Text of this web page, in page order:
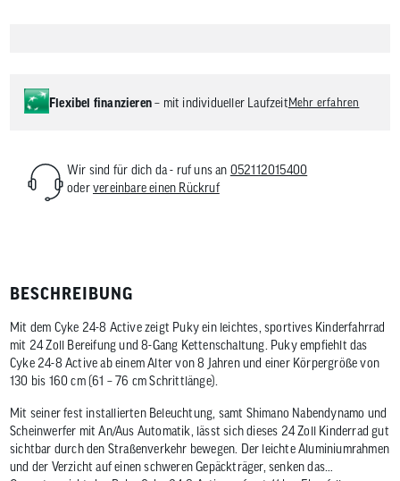
Flexibel finanzieren– mit individueller LaufzeitMehr erfahren
Wir sind für dich da - ruf uns an 052112015400
odervereinbare einen Rückruf
BESCHREIBUNG
Mit dem Cyke 24-8 Active zeigt Puky ein leichtes, sportives Kinderfahrrad
mit 24 Zoll Bereifung und 8-Gang Kettenschaltung. Puky empfiehlt das
Cyke 24-8 Active ab einem Alter von 8 Jahren und einer Körpergröße von
130 bis 160 cm (61 – 76 cm Schrittlänge).
Mit seiner fest installierten Beleuchtung, samt Shimano Nabendynamo und
Scheinwerfer mit An/Aus Automatik, lässt sich dieses 24 Zoll Kinderrad gut
sichtbar durch den Straßenverkehr bewegen. Der leichte Aluminiumrahmen
und der Verzicht auf einen schweren Gepäckträger, senken das